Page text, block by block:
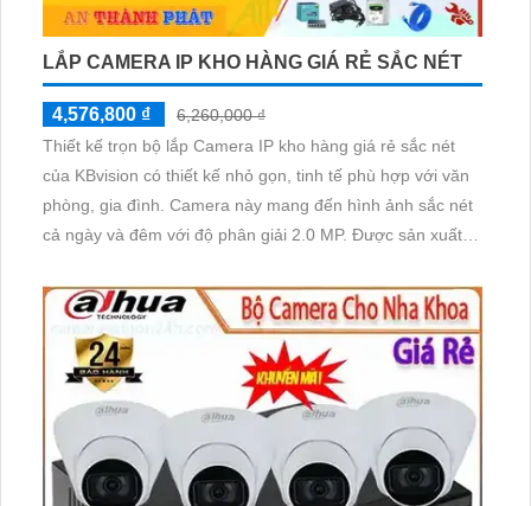
LẮP CAMERA IP KHO HÀNG GIÁ RẺ SẮC NÉT
4,576,800 ₫
6,260,000 ₫
Thiết kế trọn bộ lắp Camera IP kho hàng giá rẻ sắc nét
của KBvision có thiết kế nhỏ gọn, tinh tế phù hợp với văn
phòng, gia đình. Camera này mang đến hình ảnh sắc nét
cả ngày và đêm với độ phân giải 2.0 MP. Được sản xuất từ
dụng, cho phép người dùng xem hình trực tiếp trên điện
thoại di động